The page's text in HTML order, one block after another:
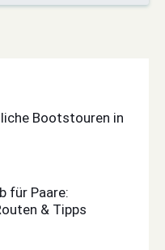
Bootstouren in
für Paare:
& Tipps